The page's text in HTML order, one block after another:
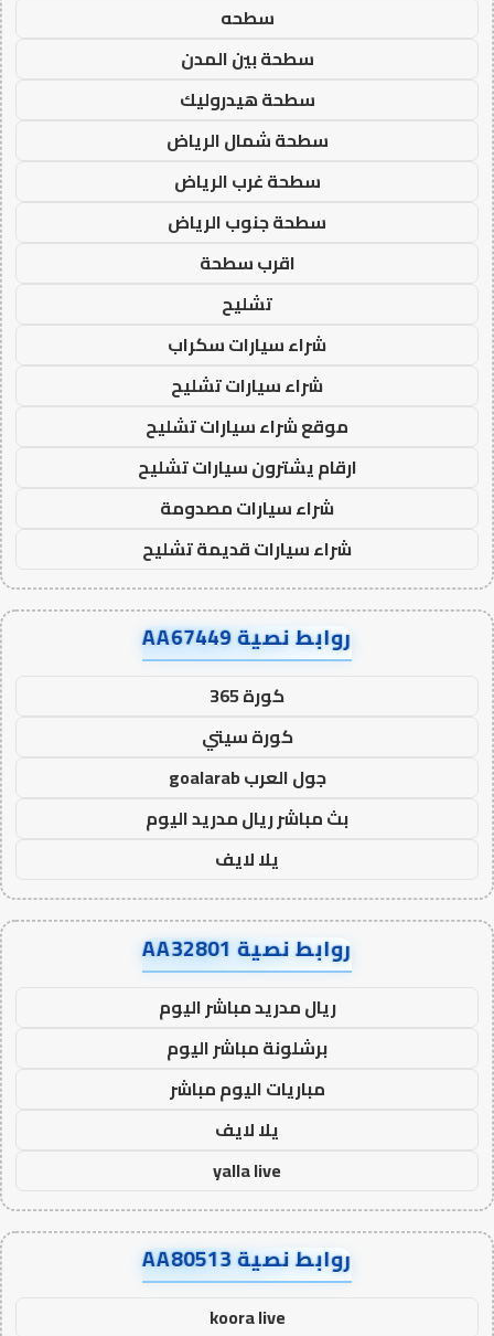
سطحه
سطحة بين المدن
سطحة هيدروليك
سطحة شمال الرياض
سطحة غرب الرياض
سطحة جنوب الرياض
اقرب سطحة
تشليح
شراء سيارات سكراب
شراء سيارات تشليح
موقع شراء سيارات تشليح
ارقام يشترون سيارات تشليح
شراء سيارات مصدومة
شراء سيارات قديمة تشليح
روابط نصية AA67449
كورة 365
كورة سيتي
جول العرب goalarab
بث مباشر ريال مدريد اليوم
يلا لايف
روابط نصية AA32801
ريال مدريد مباشر اليوم
برشلونة مباشر اليوم
مباريات اليوم مباشر
يلا لايف
yalla live
روابط نصية AA80513
koora live